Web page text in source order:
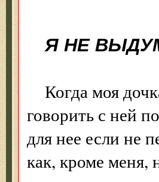
Я НЕ
Когда моя
говорить с ней
для нее если не
как, кроме меня,